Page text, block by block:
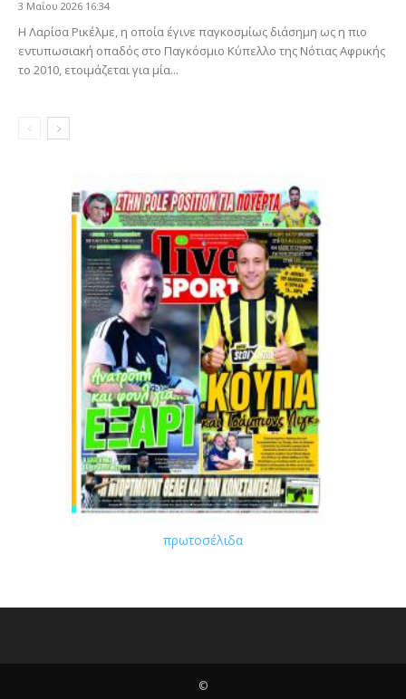
3 Μαΐου 2026 16:34
Η Λαρίσα Ρικέλμε, η οποία έγινε παγκοσμίως διάσημη ως η πιο
εντυπωσιακή οπαδός στο Παγκόσμιο Κύπελλο της Νότιας Αφρικής
το 2010, ετοιμάζεται για μία...
πρωτοσέλιδα
©